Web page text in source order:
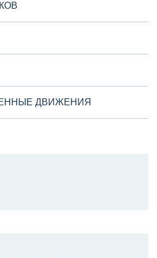
ДВИЖЕНИЯ